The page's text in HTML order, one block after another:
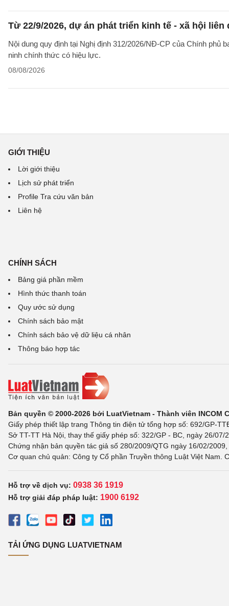
Từ 22/9/2026, dự án phát triển kinh tế - xã hội
Nội dung quy định tại Nghị định 312/2026/NĐ-CP của Chính phủ
ninh chính thức có hiệu lực.
08/08/2026
GIỚI THIỆU
Lời giới thiệu
Lịch sử phát triển
Profile Tra cứu văn bản
Liên hệ
CHÍNH SÁCH
Bảng giá phần mềm
Hình thức thanh toán
Quy ước sử dụng
Chính sách bảo mật
Chính sách bảo vệ dữ liệu cá nhân
Thông báo hợp tác
Bản quyền © 2000-2026 bởi LuatVietnam - Thành viên INCOM
Giấy phép thiết lập trang Thông tin điện tử tổng hợp số: 692/GP-
Sở TT-TT Hà Nội, thay thế giấy phép số: 322/GP - BC, ngày 26/
Chứng nhận bản quyền tác giả số 280/2009/QTG ngày 16/02/
Cơ quan chủ quản: Công ty Cổ phần Truyền thông Luật Việt Nam.
Hỗ trợ về dịch vụ: 0938 36 1919
Hỗ trợ giải đáp pháp luật: 1900 6192
TẢI ỨNG DỤNG LUATVIETNAM